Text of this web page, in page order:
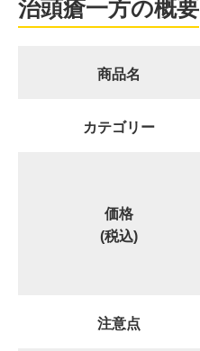
治頭瘡一方の概要
商品名
カテゴリー
価格
(税込)
注意点